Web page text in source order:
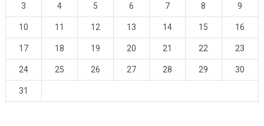
3 4 5 6 7 8 9
10 11 12 13 14 15 16
17 18 19 20 21 22 23
24 25 26 27 28 29 30
31